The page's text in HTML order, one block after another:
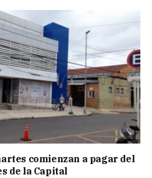
comienzan a pagar del
de la Capital